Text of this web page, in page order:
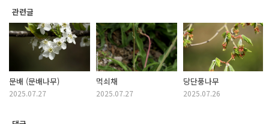
관련글
문배 (문배나무)
2025.07.27
먹쇠채
2025.07.27
당단풍나무
2025.07.26